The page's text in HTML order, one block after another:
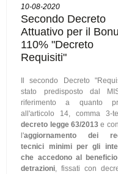
10-08-2020
Secondo Decreto
Attuativo per il
110% "Decreto
Requisiti"
Il secondo Decreto
stato predisposto dal
riferimento a quanto
all'articolo 14, comma 3-
decreto legge 63/2013 e
l'aggiornamento dei
tecnici minimi per gli
che accedono al
detrazioni , fissati con